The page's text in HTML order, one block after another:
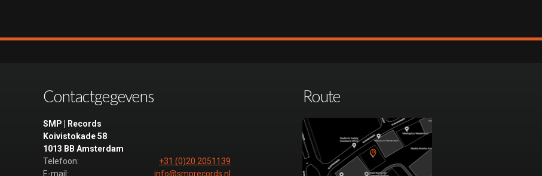
Contactgegevens
SMP | Records
Koivistokade 58
1013 BB Amsterdam
Telefoon:
+31 (0)20 2051139
E-mail:
info@smprecords.nl
Route